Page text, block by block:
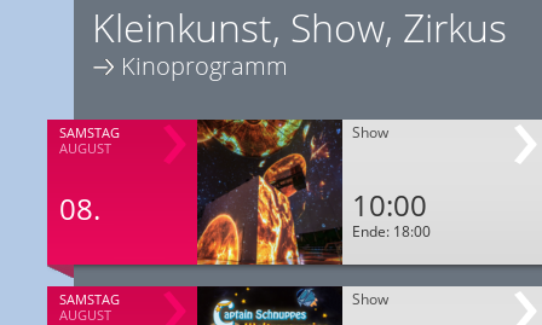
Kleinkunst, Show, Zirkus
Kinoprogramm
SAMSTAG
AUGUST
08.
Show
10:00
Ende: 18:00
SAMSTAG
AUGUST
Show